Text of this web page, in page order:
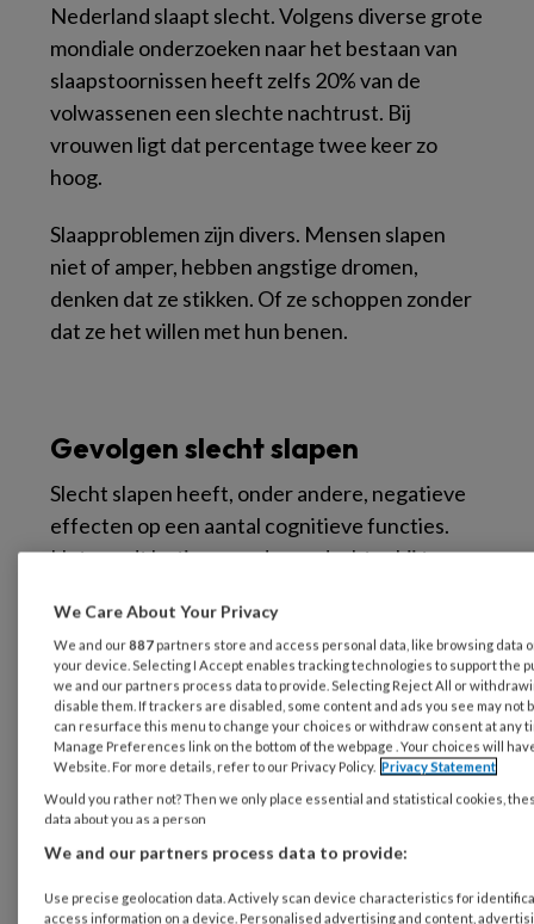
Nederland slaapt slecht. Volgens diverse grote
mondiale onderzoeken naar het bestaan van
slaapstoornissen heeft zelfs 20% van de
volwassenen een slechte nachtrust. Bij
vrouwen ligt dat percentage twee keer zo
hoog.
Slaapproblemen zijn divers. Mensen slapen
niet of amper, hebben angstige dromen,
denken dat ze stikken. Of ze schoppen zonder
dat ze het willen met hun benen.
Gevolgen slecht slapen
Slecht slapen heeft, onder andere, negatieve
effecten op een aantal cognitieve functies.
Het wordt lastiger om de aandacht erbij te
Ook is het moeilijker om beslissingen te nemen
en oplossingen voor problemen te bedenken.
Vanwege onder meer de verstoorde
stofwisseling ’s nachts, verhoogt een
slaapstoornis de kans op het krijgen van
lichamelijke aandoeningen als diabetes, hart-
en vaatziektes en overgewicht.
chronische slapeloosheid niet zozeer korter
We Care About Your Privacy
We and our887 partners store and access personal data, like browsing data
your device. Selecting I Accept enables tracking technologies to support the
we and our partners process data to provide. Selecting Reject All or
disable them. If trackers are disabled, some content and ads you see may not
can resurface this menu to change your choices or withdraw consent at any
Manage Preferences link on the bottom of the webpage . Your choices will
Website. For more details, refer to our Privacy Policy. Privacy Statement
Would you rather not? Then we only place essential and statistical cookies,
data about you as a person
We and our partners process data to provide:
Use precise geolocation data. Actively scan device characteristics for
access information on a device. Personalised advertising and content,